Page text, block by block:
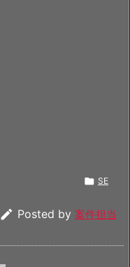
 SE
 Posted by 案件担当